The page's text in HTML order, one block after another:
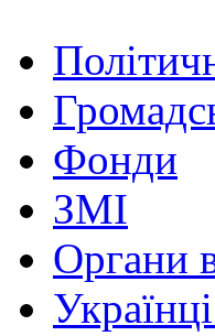
Фонди
ЗМІ
Органи